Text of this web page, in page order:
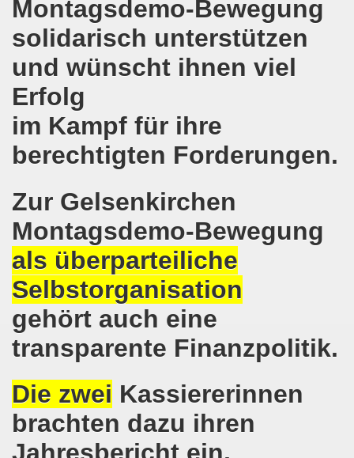
Montagsdemo-Bewegung
solidarisch unterstützen
und wünscht ihnen viel
Erfolg
im Kampf für ihre
berechtigten Forderungen.
Zur Gelsenkirchen
Montagsdemo-Bewegung
als überparteiliche
Selbstorganisation
gehört auch eine
transparente Finanzpolitik.
Die zwei Kassiererinnen
brachten dazu ihren
Bewegung am 07.05.2018 bestärkt Widerstand gegen
am 16.04.2018 und am 23.04.2018 mit
in der Gelsenkirchener Innenstadt am 07.04.2018
gegen die Aufmärsche der Partei "Die Rechte" stehen
bei uns in Gelsenkirchen. Auftakt der weltweiten
YPG-Fahne trotz richterlicher Erlaubnis
mit heißen Brennpunkten
zur Demonstration "Efrin wird leben" 20.03.2018,
protestiert und demonstriert am 05.03.2018
Bewegung begrüßt am 05.03.2018 die neue Regierung
Bewegung solidarisch am 19.02.2018 im Kampf gegen